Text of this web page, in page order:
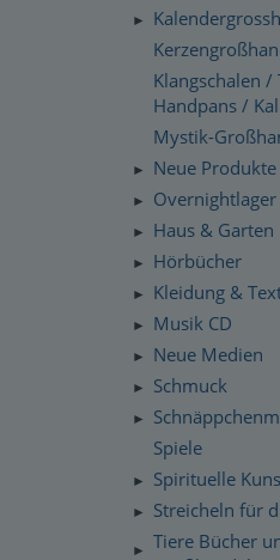
►
Klangschalen
Handpans /
Mystik-
► Neue Produkte
► Overnightlager
► Haus & Garten
► Hörbücher
► Kleidung &
► Musik CD
► Neue Medien
► Schmuck
►
Spiele
► Spirituelle
► Streicheln für
►
Tiere Bücher